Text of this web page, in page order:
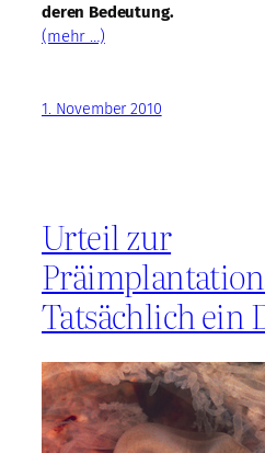
deren Bedeutung.
(mehr …)
1. November 2010
Urteil zur
Tatsächlich ein